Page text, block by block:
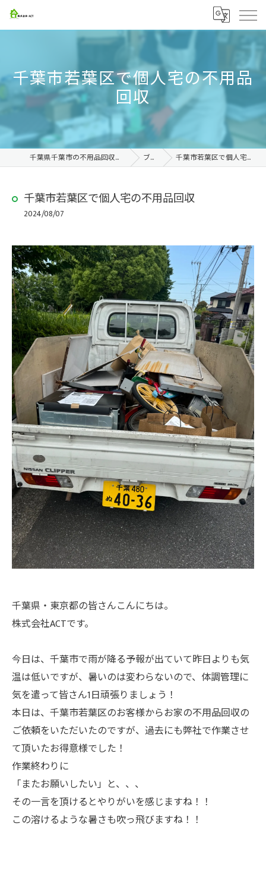
千葉市若葉区で個人宅の不用品
回収
千葉県千葉市の不用品回収なら株式会社ACT ブログ 千葉市若葉区で個人宅の不用品回収
千葉市若葉区で個人宅の不用品回収
2024/08/07
千葉県・東京都の皆さんこんにちは。
株式会社ACTです。
今日は、千葉市で雨が降る予報が出ていて昨日よりも気
温は低いですが、暑いのは変わらないので、体調管理に
気を遣って皆さん1日頑張りましょう！
本日は、千葉市若葉区のお客様からお家の不用品回収の
ご依頼をいただいたのですが、過去にも弊社で作業させ
て頂いたお得意様でした！
作業終わりに
「またお願いしたい」と、、、
その一言を頂けるとやりがいを感じますね！！
この溶けるような暑さも吹っ飛びますね！！